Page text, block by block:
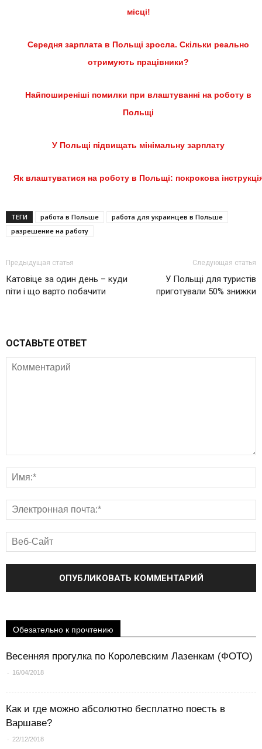
місці!
Середня зарплата в Польщі зросла. Скільки реально
отримують працівники?
Найпоширеніші помилки при влаштуванні на роботу в
Польщі
У Польщі підвищать мінімальну зарплату
Як влаштуватися на роботу в Польщі: покрокова
ТЕГИ работа в Польше
работа для украинцев в Польше
разрешение на работу
Предыдущая статья
Катовіце за один день – куди
піти і що варто побачити
Следующая статья
У Польщі для туристів
приготували 50% знижки
ОСТАВЬТЕ ОТВЕТ
Обезательно к прочтению
Весенняя прогулка по Королевским Лазенкам (ФОТО)
- 16/04/2018
Как и где можно абсолютно бесплатно поесть в
Варшаве?
- 22/12/2018